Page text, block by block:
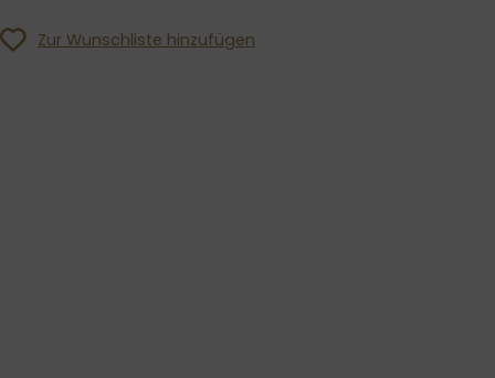
Zur Wunschliste hinzufügen